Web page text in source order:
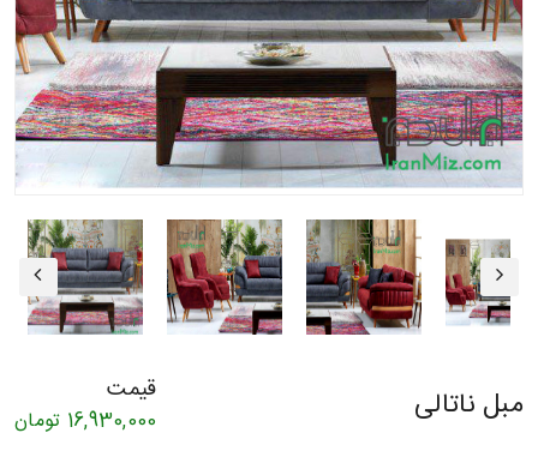
مبل ناتالی قیمت
16,930,000تومان